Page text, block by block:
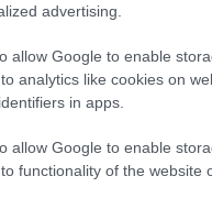
advertising.
allow Google to enable
analytics like cookies on
in apps.
allow Google to enable
functionality of the website